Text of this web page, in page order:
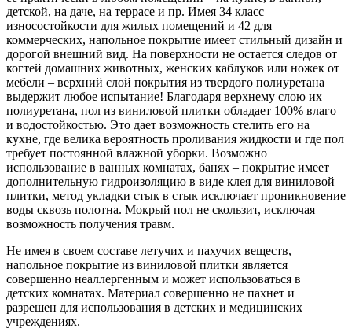
детской, на даче, на террасе и пр. Имея 34 класс
износостойкости для жилых помещений и 42 для
коммерческих, напольное покрытие имеет стильный дизайн и
дорогой внешний вид. На поверхности не остается следов от
когтей домашних животных, женских каблуков или ножек от
мебели – верхний слой покрытия из твердого полиуретана
выдержит любое испытание! Благодаря верхнему слою их
полиуретана, пол из виниловой плитки обладает 100% влаго
и водостойкостью. Это дает возможность стелить его на
кухне, где велика вероятность проливания жидкости и где пол
требует постоянной влажной уборки. Возможно
использование в ванных комнатах, банях – покрытие имеет
дополнительную гидроизоляцию в виде клея для виниловой
плитки, метод укладки стык в стык исключает проникновение
воды сквозь полотна. Мокрый пол не скользит, исключая
возможность получения травм.
Не имея в своем составе летучих и пахучих веществ,
напольное покрытие из виниловой плитки является
совершенно неаллергенным и может использоваться в
детских комнатах. Материал совершенно не пахнет и
разрешен для использования в детских и медицинских
учреждениях.